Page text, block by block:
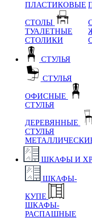
ПЛАСТИКОВЫЕ
СТОЛЫ
ТУАЛЕТНЫЕ
СТОЛИКИ
СТУЛЬЯ
СТУЛЬЯ
ОФИСНЫЕ
СТУЛЬЯ
ДЕРЕВЯННЫЕ
СТУЛЬЯ
ШКАФЫ И
ШКАФЫ-
КУПЕ
ШКАФЫ-
РАСПАШНЫЕ